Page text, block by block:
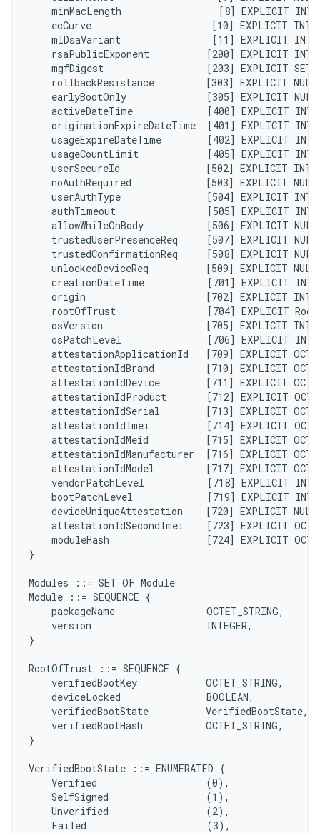
minMacLength                 [8] EXPLICIT
ecCurve                     [10] EXPLICIT
mlDsaVariant                [11] EXPLICIT
rsaPublicExponent          [200] EXPLICIT
mgfDigest                  [203] EXPLICIT
rollbackResistance         [303] EXPLICIT
earlyBootOnly              [305] EXPLICIT
activeDateTime             [400] EXPLICIT
originationExpireDateTime  [401] EXPLICIT
usageExpireDateTime        [402] EXPLICIT
usageCountLimit            [405] EXPLICIT
userSecureId               [502] EXPLICIT
noAuthRequired             [503] EXPLICIT
userAuthType               [504] EXPLICIT
authTimeout                [505] EXPLICIT
allowWhileOnBody           [506] EXPLICIT
trustedUserPresenceReq     [507] EXPLICIT
trustedConfirmationReq     [508] EXPLICIT
unlockedDeviceReq          [509] EXPLICIT
creationDateTime           [701] EXPLICIT
origin                     [702] EXPLICIT
rootOfTrust                [704] EXPLICIT
osVersion                  [705] EXPLICIT
osPatchLevel               [706] EXPLICIT
attestationApplicationId   [709] EXPLICIT
attestationIdBrand         [710] EXPLICIT
attestationIdDevice        [711] EXPLICIT
attestationIdProduct       [712] EXPLICIT
attestationIdSerial        [713] EXPLICIT
attestationIdImei          [714] EXPLICIT
attestationIdMeid          [715] EXPLICIT
attestationIdManufacturer  [716] EXPLICIT
attestationIdModel         [717] EXPLICIT
vendorPatchLevel           [718] EXPLICIT
bootPatchLevel             [719] EXPLICIT
deviceUniqueAttestation    [720] EXPLICIT
attestationIdSecondImei    [723] EXPLICIT
moduleHash                 [724] EXPLICIT
}
Modules ::= SET OF Module
Module ::= SEQUENCE {
    packageName                OCTET_STRING,
    version                    INTEGER,
}
RootOfTrust ::= SEQUENCE {
    verifiedBootKey            OCTET_STRING,
    deviceLocked               BOOLEAN,
    verifiedBootState          VerifiedBootState,
    verifiedBootHash           OCTET_STRING,
}
VerifiedBootState ::= ENUMERATED {
    Verified                   (0),
    SelfSigned                 (1),
    Unverified                 (2),
    Failed                     (3),